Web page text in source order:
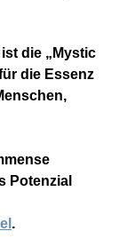
die „Mystic
die Essenz
Potenzial
.